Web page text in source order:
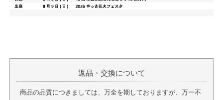
返品・交換について
商品の品質につきましては、万全を期しておりますが、万一不